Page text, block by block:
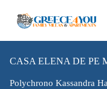
CASA ELENA DE PE
Polychrono Kassandra